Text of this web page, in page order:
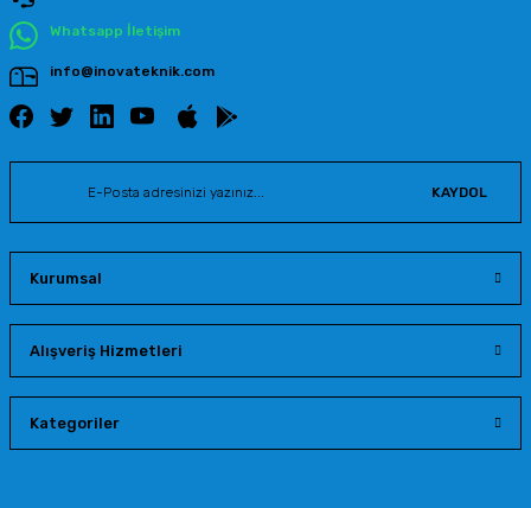
Whatsapp İletişim
info@inovateknik.com
KAYDOL
Kurumsal
Alışveriş Hizmetleri
Kategoriler